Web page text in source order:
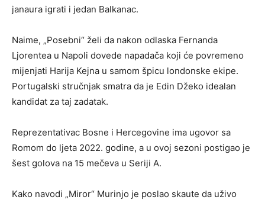
janaura igrati i jedan Balkanac.
Naime, „Posebni“ želi da nakon odlaska Fernanda
Ljorentea u Napoli dovede napadača koji će povremeno
mijenjati Harija Kejna u samom špicu londonske ekipe.
Portugalski stručnjak smatra da je Edin Džeko idealan
kandidat za taj zadatak.
Reprezentativac Bosne i Hercegovine ima ugovor sa
Romom do ljeta 2022. godine, a u ovoj sezoni postigao je
šest golova na 15 mečeva u Seriji A.
Kako navodi „Miror“ Murinjo je poslao skaute da uživo